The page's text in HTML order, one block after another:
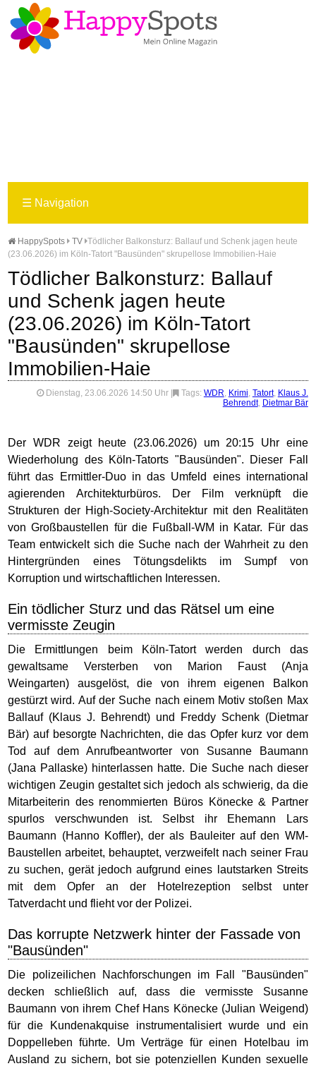
☰ Navigation
HappySpots TV Tödlicher Balkonsturz: Ballauf und Schenk jagen heute
(23.06.2026) im Köln-Tatort "Bausünden" skrupellose Immobilien-Haie
Tödlicher Balkonsturz: Ballauf
und Schenk jagen heute
(23.06.2026) im Köln-Tatort
"Bausünden" skrupellose
Immobilien-Haie
Dienstag, 23.06.2026 14:50 Uhr Tags: WDR, Krimi, Tatort, Klaus J.
Behrendt, Dietmar Bär
Der WDR zeigt heute (23.06.2026) um 20:15 Uhr eine
Wiederholung des Köln-Tatorts "Bausünden". Dieser Fall
führt das Ermittler-Duo in das Umfeld eines international
agierenden Architekturbüros. Der Film verknüpft die
Strukturen der High-Society-Architektur mit den Realitäten
von Großbaustellen für die Fußball-WM in Katar. Für das
Team entwickelt sich die Suche nach der Wahrheit zu den
Hintergründen eines Tötungsdelikts im Sumpf von
Korruption und wirtschaftlichen Interessen.
Ein tödlicher Sturz und das Rätsel um eine
vermisste Zeugin
Die Ermittlungen beim Köln-Tatort werden durch das
gewaltsame Versterben von Marion Faust (Anja
Weingarten) ausgelöst, die von ihrem eigenen Balkon
gestürzt wird. Auf der Suche nach einem Motiv stoßen Max
Ballauf (Klaus J. Behrendt) und Freddy Schenk (Dietmar
Bär) auf besorgte Nachrichten, die das Opfer kurz vor dem
Tod auf dem Anrufbeantworter von Susanne Baumann
(Jana Pallaske) hinterlassen hatte. Die Suche nach dieser
wichtigen Zeugin gestaltet sich jedoch als schwierig, da die
Mitarbeiterin des renommierten Büros Könecke & Partner
spurlos verschwunden ist. Selbst ihr Ehemann Lars
Baumann (Hanno Koffler), der als Bauleiter auf den WM-
Baustellen arbeitet, behauptet, verzweifelt nach seiner Frau
zu suchen, gerät jedoch aufgrund eines lautstarken Streits
mit dem Opfer an der Hotelrezeption selbst unter
Tatverdacht und flieht vor der Polizei.
Das korrupte Netzwerk hinter der Fassade von
"Bausünden"
Die polizeilichen Nachforschungen im Fall "Bausünden"
decken schließlich auf, dass die vermisste Susanne
Baumann von ihrem Chef Hans Könecke (Julian Weigend)
für die Kundenakquise instrumentalisiert wurde und ein
Doppelleben führte. Um Verträge für einen Hotelbau im
Ausland zu sichern, bot sie potenziellen Kunden sexuelle